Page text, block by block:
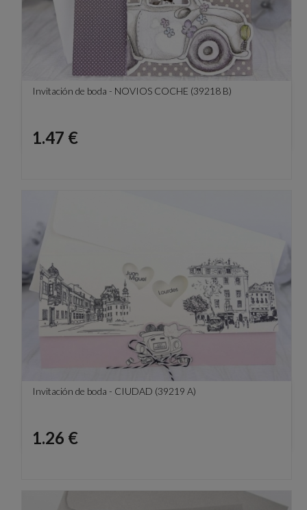
Invitación de boda - NOVIOS COCHE (39218 B)
Precio
1.47 €
Invitación de boda - CIUDAD (39219 A)
Precio
1.26 €